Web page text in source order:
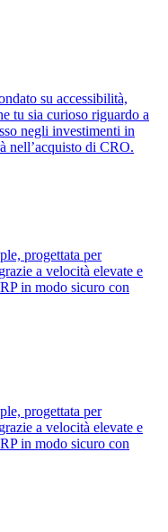
su accessibilità,
tu sia curioso riguardo a
negli investimenti in
nell’acquisto di CRO.
progettata per
a velocità elevate e
in modo sicuro con
progettata per
a velocità elevate e
in modo sicuro con